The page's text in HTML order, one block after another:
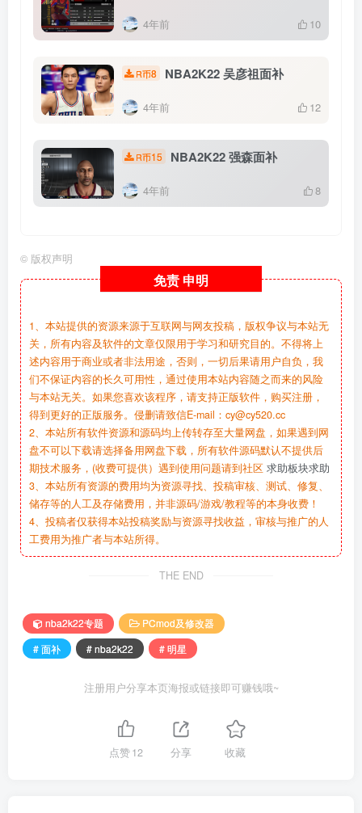
4年前 10
R币8 NBA2K22 吴彦祖面补
4年前 12
R币15 NBA2K22 强森面补
4年前 8
© 版权声明
免责 申明
1、本站提供的资源来源于互联网与网友投稿，版权争议与本站无
关，所有内容及软件的文章仅限用于学习和研究目的。不得将上
述内容用于商业或者非法用途，否则，一切后果请用户自负，我
们不保证内容的长久可用性，通过使用本站内容随之而来的风险
与本站无关。如果您喜欢该程序，请支持正版软件，购买注册，
得到更好的正版服务。侵删请致信E-mail：cy@cy520.cc
2、本站所有软件资源和源码均上传转存至大量网盘，如果遇到网
盘不可以下载请选择备用网盘下载，所有软件源码默认不提供后
期技术服务，(收费可提供）遇到使用问题请到社区 求助板块求助
3、本站所有资源的费用均为资源寻找、投稿审核、测试、修复、
储存等的人工及存储费用，并非源码/游戏/教程等的本身收费！
4、投稿者仅获得本站投稿奖励与资源寻找收益，审核与推广的人
工费用为推广者与本站所得。
THE END
nba2k22专题
PCmod及修改器
# 面补
# nba2k22 # 明星
注册用户分享本页海报或链接即可赚钱哦~
点赞12 分享 收藏